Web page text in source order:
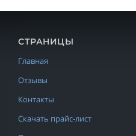
СТРАНИЦЫ
Главная
Отзывы
Контакты
Скачать прайс-лист